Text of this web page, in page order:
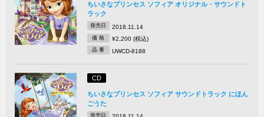
ちいさなプリンセス ソフィア オリジナル・サウンドト
ラック
発売日 2018.11.14
価 格 ¥2,200 (税込)
品 番 UWCD-8188
CD
ちいさなプリンセス ソフィア サウンドトラック にほん
ごうた
発売日